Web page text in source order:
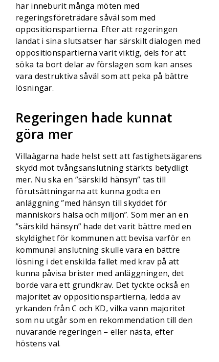
har inneburit många möten med
regeringsföreträdare såväl som med
oppositionspartierna. Efter att regeringen
landat i sina slutsatser har särskilt dialogen med
oppositionspartierna varit viktig, dels för att
söka ta bort delar av förslagen som kan anses
vara destruktiva såväl som att peka på bättre
lösningar.
Regeringen hade kunnat
göra mer
Villaägarna hade helst sett att fastighetsägarens
skydd mot tvångsanslutning stärkts betydligt
mer. Nu ska en ”särskild hänsyn” tas till
förutsättningarna att kunna godta en
anläggning ”med hänsyn till skyddet för
människors hälsa och miljön”. Som mer än en
”särskild hänsyn” hade det varit bättre med en
skyldighet för kommunen att bevisa varför en
kommunal anslutning skulle vara en bättre
lösning i det enskilda fallet med krav på att
kunna påvisa brister med anläggningen, det
borde vara ett grundkrav. Det tyckte också en
majoritet av oppositionspartierna, ledda av
yrkanden från C och KD, vilka vann majoritet
som nu utgår som en rekommendation till den
nuvarande regeringen – eller nästa, efter
höstens val.